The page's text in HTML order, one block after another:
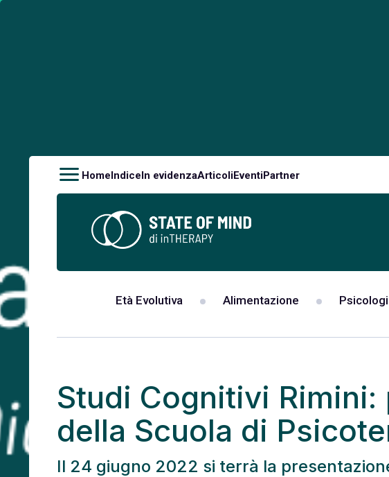
HomeIndiceIn evidenzaArticoliEventiPartner
Età Evolutiva Alimentazione
Studi Cognitivi
della Scuola di
Il 24 giugno 2022 si terrà la